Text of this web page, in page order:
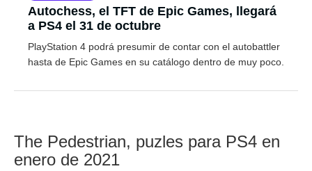
Autochess, el TFT de Epic Games, llegará
a PS4 el 31 de octubre
PlayStation 4 podrá presumir de contar con el autobattler
hasta de Epic Games en su catálogo dentro de muy poco.
The Pedestrian, puzles para PS4 en
enero de 2021